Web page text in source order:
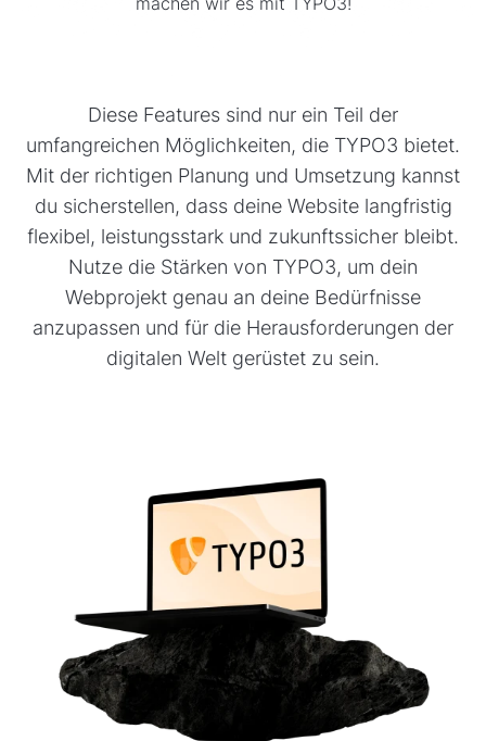
Diese Features sind nur ein Teil der
umfangreichen Möglichkeiten, die TYPO3 bietet.
Mit der richtigen Planung und Umsetzung kannst
du sicherstellen, dass deine Website langfristig
flexibel, leistungsstark und zukunftssicher bleibt.
Nutze die Stärken von TYPO3, um dein
Webprojekt genau an deine Bedürfnisse
anzupassen und für die Herausforderungen der
digitalen Welt gerüstet zu sein.